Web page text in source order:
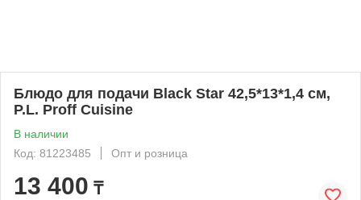
Блюдо для подачи Black Star 42,5*13*1,4 см,
P.L. Proff Cuisine
В наличии
Код: 81223485
Опт и розница
13 400 ₸